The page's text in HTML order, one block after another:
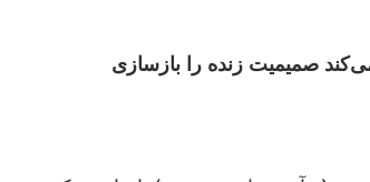
مشاوره پیش از ازدواج و زوج‌درمانی به شما کمک می‌کند صمیمیت زنده را بازسازی